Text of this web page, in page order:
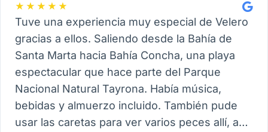
★★★★★
Tuve una experiencia muy especial de Velero
gracias a ellos. Saliendo desde la Bahía de
Santa Marta hacia Bahía Concha, una playa
espectacular que hace parte del Parque
Nacional Natural Tayrona. Había música,
bebidas y almuerzo incluido. También pude
usar las caretas para ver varios peces allí, así